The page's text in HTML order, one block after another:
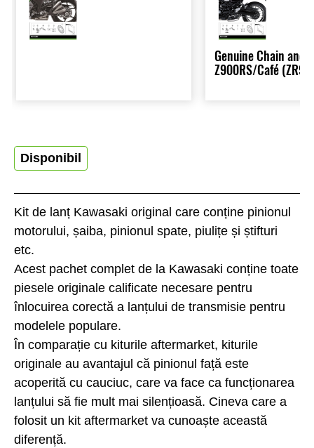
Kit de lanț Kawasaki original care conține pinionul
motorului, șaiba, pinionul spate, piulițe și știfturi
etc.
Acest pachet complet de la Kawasaki conține toate
piesele originale calificate necesare pentru
înlocuirea corectă a lanțului de transmisie pentru
modelele populare.
În comparație cu kiturile aftermarket, kiturile
originale au avantajul că pinionul față este
acoperită cu cauciuc, care va face ca funcționarea
lanțului să fie mult mai silențioasă. Cineva care a
folosit un kit aftermarket va cunoaște această
diferență.
Disponibil
Genuine Chain and
Z900RS/Café